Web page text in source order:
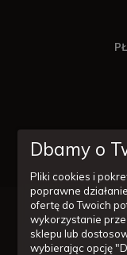
Masz pytania
Dbamy o
Pliki cookies i
poprawne
ofertę do Twoich
wykorzystanie
sklepu lub
wybierając opcję